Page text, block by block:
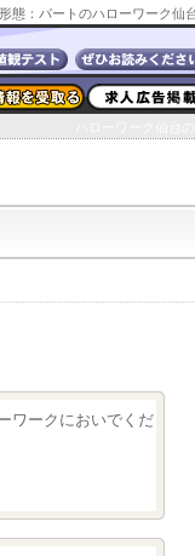
態：パートのハローワーク仙
ワークにおいでくだ